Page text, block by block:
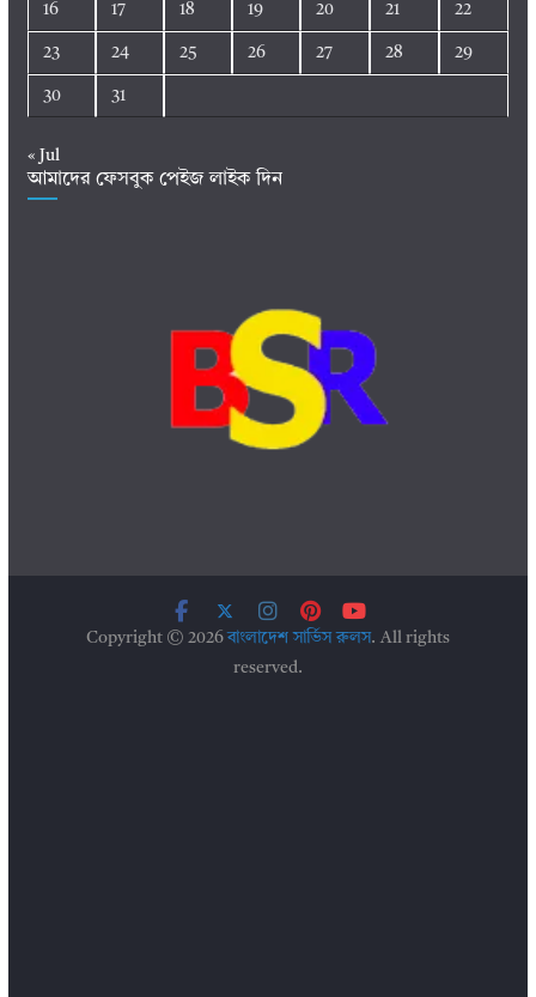
16 17 18 19 20 21 22
23 24 25 26 27 28 29
30 31
« Jul
আমাদের ফেসবুক পেইজ লাইক দিন
Copyright © 2026বাংলাদেশ সার্ভিস রুলস. All rights
reserved.